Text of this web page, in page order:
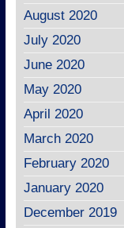
August 2020
July 2020
June 2020
May 2020
April 2020
March 2020
February 2020
January 2020
December 2019